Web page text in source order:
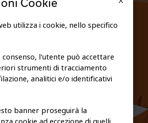
E COOKIE POLICY
utilizza i cookie, nello specifico
l'utente può accettare
strumenti di tracciamento
analitici e/o identificativi
banner proseguirà la